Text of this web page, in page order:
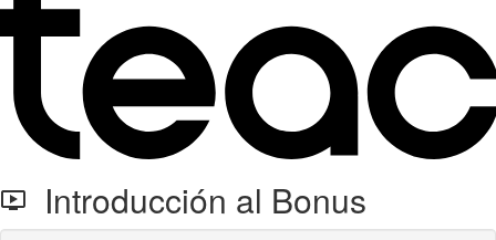
Introducción al Bonus